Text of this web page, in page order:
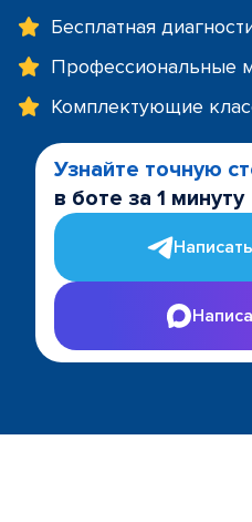
Бесплатная
Профессиональные
Комплектующие
Узнайте точную
в боте за 1 минуту